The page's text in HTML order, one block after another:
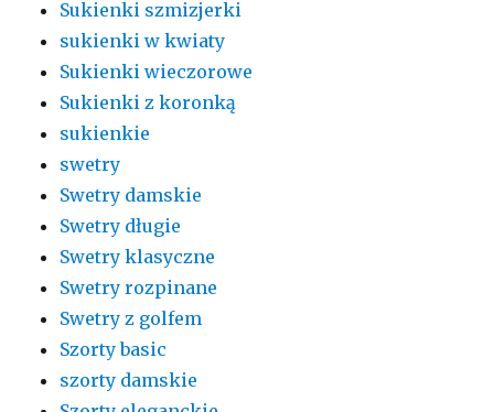
Sukienki szmizjerki
sukienki w kwiaty
Sukienki wieczorowe
Sukienki z koronką
sukienkie
swetry
Swetry damskie
Swetry długie
Swetry klasyczne
Swetry rozpinane
Swetry z golfem
Szorty basic
szorty damskie